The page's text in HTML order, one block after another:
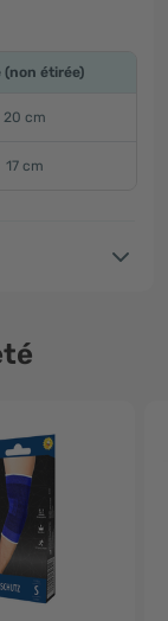
étirée)
20 cm
17 cm